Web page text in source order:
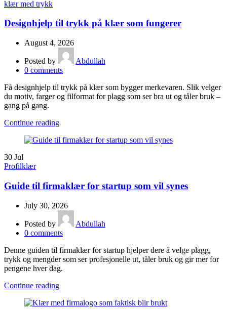
klær med trykk
Designhjelp til trykk på klær som fungerer
August 4, 2026
Posted by
Abdullah
0 comments
Få designhjelp til trykk på klær som bygger merkevaren. Slik velger
du motiv, farger og filformat for plagg som ser bra ut og tåler bruk –
gang på gang.
Continue reading
30 Jul
Profilklær
Guide til firmaklær for startup som vil synes
July 30, 2026
Posted by
Abdullah
0 comments
Denne guiden til firmaklær for startup hjelper dere å velge plagg,
trykk og mengder som ser profesjonelle ut, tåler bruk og gir mer for
pengene hver dag.
Continue reading